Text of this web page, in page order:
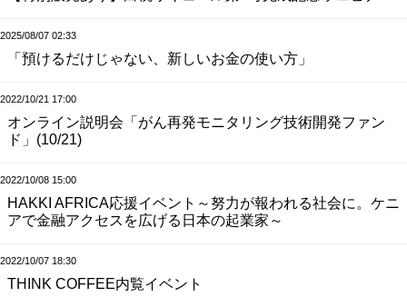
2025/08/07 02:33
「預けるだけじゃない、新しいお金の使い方」
2022/10/21 17:00
オンライン説明会「がん再発モニタリング技術開発ファン
ド」(10/21)
2022/10/08 15:00
HAKKI AFRICA応援イベント～努力が報われる社会に。ケニ
アで金融アクセスを広げる日本の起業家～
2022/10/07 18:30
THINK COFFEE内覧イベント